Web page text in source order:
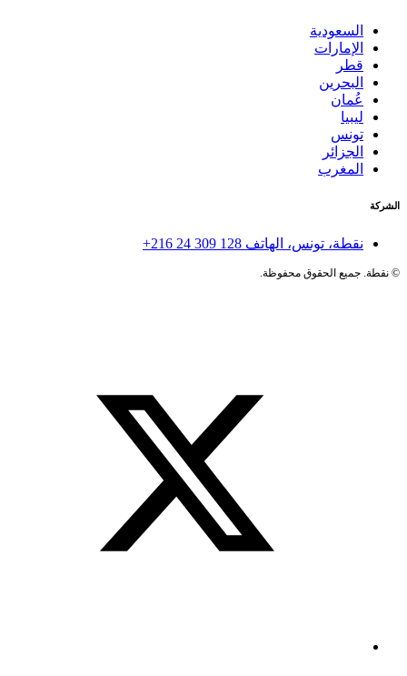
السعودية
الإمارات
قطر
البحرين
عُمان
ليبيا
تونس
الجزائر
المغرب
الشركة
نقطة، تونس، الهاتف +216 24 309 128
©نقطة. جميع الحقوق محفوظة.